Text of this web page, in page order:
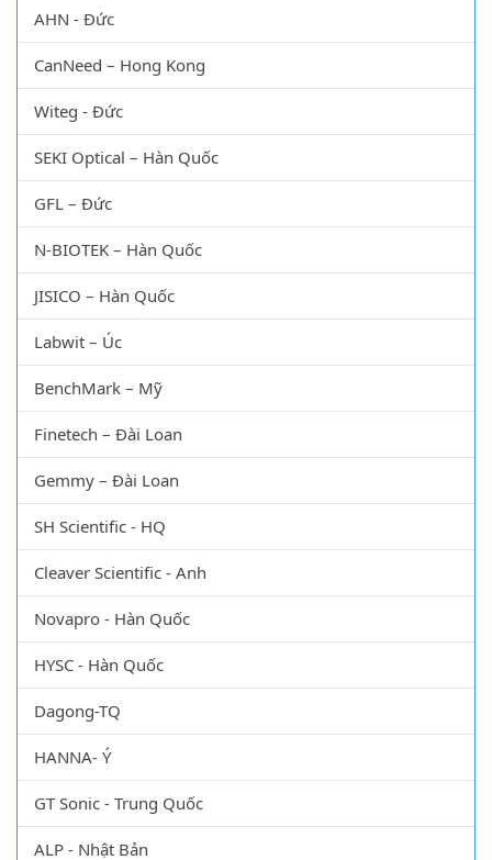
AHN - Đức
CanNeed – Hong Kong
Witeg - Đức
SEKI Optical – Hàn Quốc
GFL – Đức
N-BIOTEK – Hàn Quốc
JISICO – Hàn Quốc
Labwit – Úc
BenchMark – Mỹ
Finetech – Đài Loan
Gemmy – Đài Loan
SH Scientific - HQ
Cleaver Scientific - Anh
Novapro - Hàn Quốc
HYSC - Hàn Quốc
Dagong-TQ
HANNA- Ý
GT Sonic - Trung Quốc
ALP - Nhật Bản